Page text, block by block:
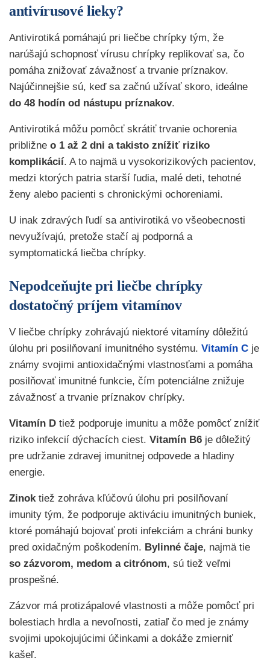
antivírusové lieky?
Antivirotiká pomáhajú pri liečbe chrípky tým, že
narúšajú schopnosť vírusu chrípky replikovať sa, čo
pomáha znižovať závažnosť a trvanie príznakov.
Najúčinnejšie sú, keď sa začnú užívať skoro, ideálne
do 48 hodín od nástupu príznakov.
Antivirotiká môžu pomôcť skrátiť trvanie ochorenia
približne o 1 až 2 dni a takisto znížiť riziko
komplikácií. A to najmä u vysokorizikových pacientov,
medzi ktorých patria starší ľudia, malé deti, tehotné
ženy alebo pacienti s chronickými ochoreniami.
U inak zdravých ľudí sa antivirotiká vo všeobecnosti
nevyužívajú, pretože stačí aj podporná a
symptomatická liečba chrípky.
Nepodceňujte pri liečbe chrípky
dostatočný príjem vitamínov
V liečbe chrípky zohrávajú niektoré vitamíny dôležitú
úlohu pri posilňovaní imunitného systému. Vitamín C je
známy svojimi antioxidačnými vlastnosťami a pomáha
posilňovať imunitné funkcie, čím potenciálne znižuje
závažnosť a trvanie príznakov chrípky.
Vitamín D tiež podporuje imunitu a môže pomôcť znížiť
riziko infekcií dýchacích ciest. Vitamín B6 je dôležitý
pre udržanie zdravej imunitnej odpovede a hladiny
energie.
Zinok tiež zohráva kľúčovú úlohu pri posilňovaní
imunity tým, že podporuje aktiváciu imunitných buniek,
ktoré pomáhajú bojovať proti infekciám a chráni bunky
pred oxidačným poškodením. Bylinné čaje, najmä tie
so zázvorom, medom a citrónom, sú tiež veľmi
prospešné.
Zázvor má protizápalové vlastnosti a môže pomôcť pri
bolestiach hrdla a nevoľnosti, zatiaľ čo med je známy
svojimi upokojujúcimi účinkami a dokáže zmierniť
kašeľ.